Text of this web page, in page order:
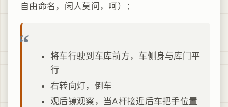
自由命名，闲人莫问，呵）：
将车行驶到车库前方，车侧身与库门平
行
右转向灯，倒车
观后镜观察，当A杆接近后车把手位置